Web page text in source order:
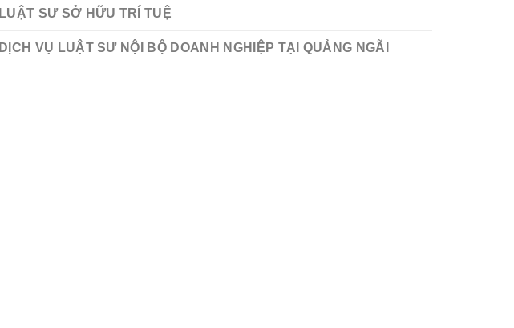
LUẬT SƯ SỞ HỮU TRÍ TUỆ
DỊCH VỤ LUẬT SƯ NỘI BỘ DOANH NGHIỆP TẠI QUẢNG NGÃI